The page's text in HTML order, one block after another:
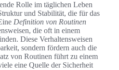
Rolle im täglichen Leben
und Stabilität, die für das
Definition von Routinen
die oft in einem
Diese Verhaltensweisen
sondern fördern auch die
von Routinen führt zu einem
eine Quelle der Sicherheit